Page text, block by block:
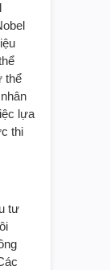
thể
lựa
thi
tư